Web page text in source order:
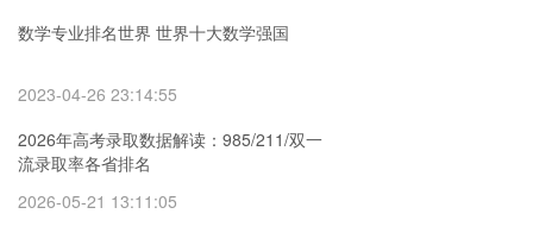
数学专业排名世界 世界十大数学强国
2023-04-26 23:14:55
2026年高考录取数据解读：985/211/双一
流录取率各省排名
2026-05-21 13:11:05